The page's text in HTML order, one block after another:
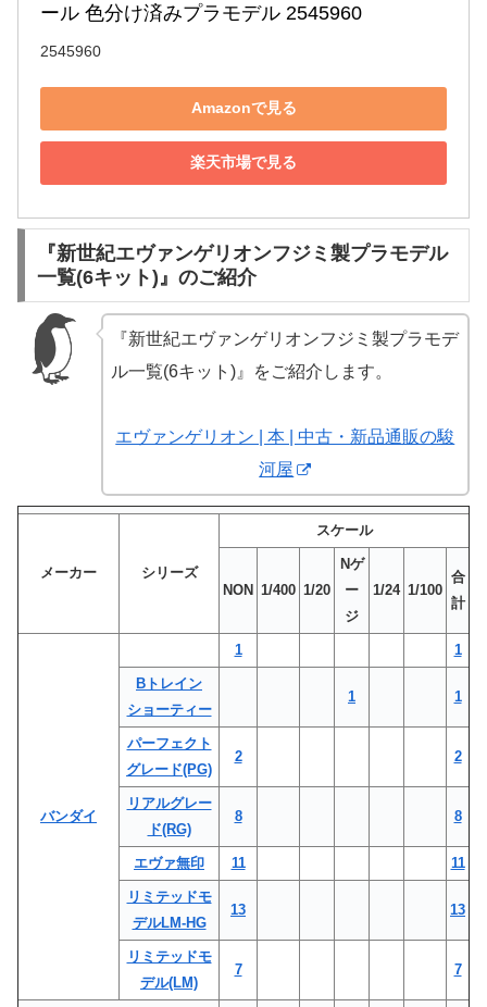
ール 色分け済みプラモデル 2545960
2545960
Amazonで見る
楽天市場で見る
『新世紀エヴァンゲリオンフジミ製プラモデル
一覧(6キット)』のご紹介
『新世紀エヴァンゲリオンフジミ製プラモデ
ル一覧(6キット)』をご紹介します。
エヴァンゲリオン | 本 | 中古・新品通販の駿
河屋
メーカー シリーズ
スケール
NON 1/400 1/20
Nゲ
ー
ジ
1/24 1/100
合
計
バンダイ
1 1
Bトレイン
ショーティー
1 1
パーフェクト
グレード(PG)
2 2
リアルグレー
ド(RG)
8 8
エヴァ無印 11 11
リミテッドモ
デルLM-HG
13 13
リミテッドモ
デル(LM)
7 7